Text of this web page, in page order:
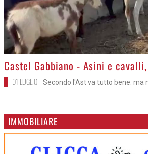
>
Castel Gabbiano - Asini e
01 LUGLIO Secondo l'Ast va tutto bene: ma
IMMOBILIARE